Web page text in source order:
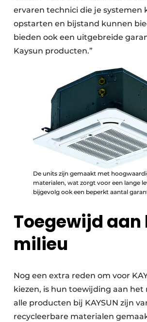
ervaren technici die je systemen
opstarten en bijstand kunnen
bieden ook een uitgebreide
Kaysun producten.”
De units zijn gemaakt met
materialen, wat zorgt voor een lange
bijgevolg ook een beperkt aantal
Toegewijd aan
milieu
Nog een extra reden om voor
kiezen, is hun toewijding aan het
alle producten bij KAYSUN zijn
recycleerbare materialen